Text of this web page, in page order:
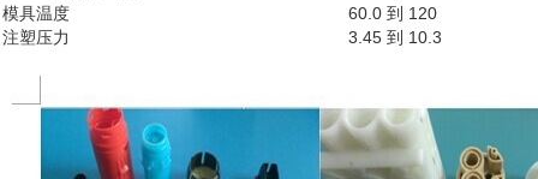
模具温度
60.0 到 120
注塑压力
3.45 到 10.3